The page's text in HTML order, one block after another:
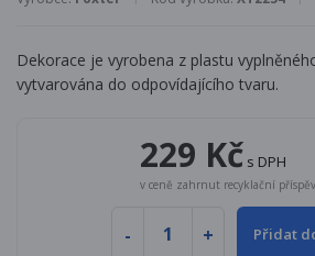
Dekorace je vyrobena z plastu
vytvarována do odpovídajícího tvaru.
229 Kč s DPH
v ceně zahrnut recyklační
Přidat